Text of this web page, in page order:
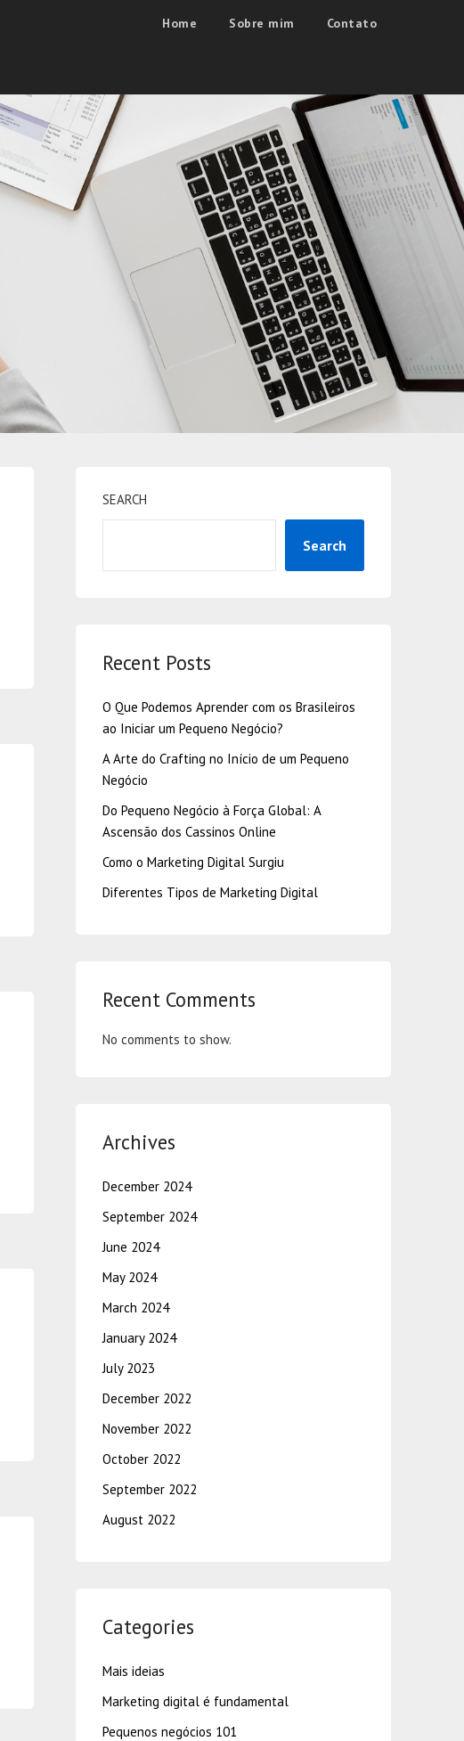
Home Sobre mim Contato
SEARCH
Search
Recent Posts
O Que Podemos Aprender com os Brasileiros
ao Iniciar um Pequeno Negócio?
A Arte do Crafting no Início de um Pequeno
Negócio
Do Pequeno Negócio à Força Global: A
Ascensão dos Cassinos Online
Como o Marketing Digital Surgiu
Diferentes Tipos de Marketing Digital
Recent Comments
No comments to show.
Archives
December 2024
September 2024
June 2024
May 2024
March 2024
January 2024
July 2023
December 2022
November 2022
October 2022
September 2022
August 2022
Categories
Mais ideias
Marketing digital é fundamental
Pequenos negócios 101